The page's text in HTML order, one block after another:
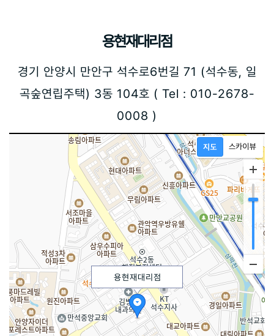
용현재대리점
경기 안양시 만안구 석수로6번길 71 (석수동, 일
곡숲연립주택) 3동 104호 ( Tel : 010-2678-
0008 )
용현재대리점